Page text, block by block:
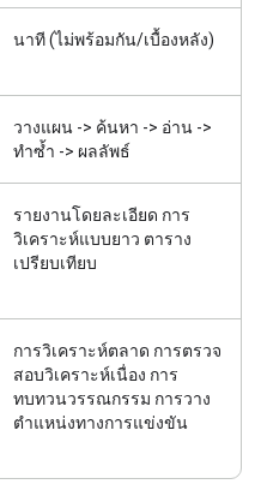
นาที (ไม่พร้อมกัน/เบื้องหลัง)
วางแผน -> ค้นหา -> อ่าน ->
ทำซ้ำ -> ผลลัพธ์
รายงานโดยละเอียด การ
วิเคราะห์แบบยาว ตาราง
เปรียบเทียบ
การวิเคราะห์ตลาด การตรวจ
สอบวิเคราะห์เนื่อง การ
ทบทวนวรรณกรรม การวาง
ตำแหน่งทางการแข่งขัน